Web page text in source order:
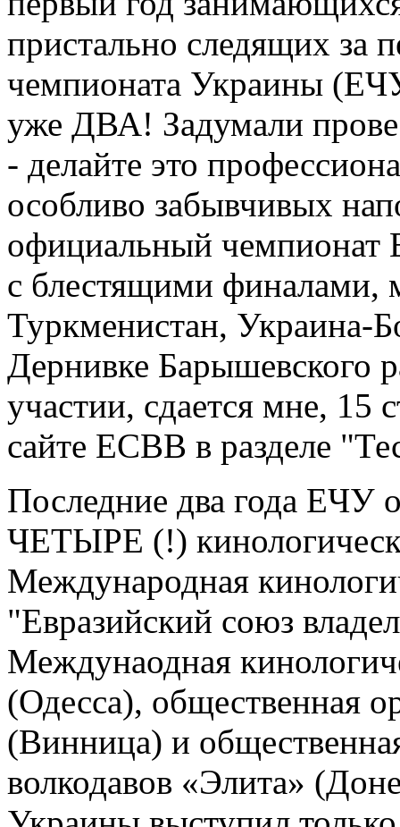
пристально следящих за
чемпионата Украины
уже ДВА! Задумали
- делайте это
особливо забывчивых
официальный чемпионат
с блестящими финалами,
Туркменистан, Украина-
Дернивке Барышевского
участии, сдается мне, 15
сайте ЕСВВ в разделе
Последние два года ЕЧУ
ЧЕТЫРЕ (!)
Международная
"Евразийский союз
Междунаодная
(Одесса), общественная
(Винница) и
волкодавов «Элита»